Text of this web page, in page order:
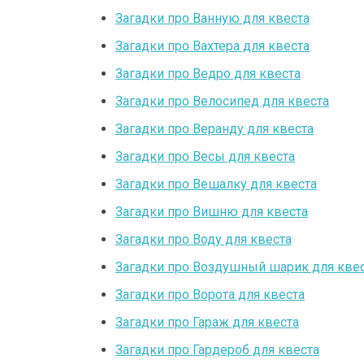
Загадки про Ванную для квеста
Загадки про Вахтера для квеста
Загадки про Ведро для квеста
Загадки про Велосипед для квеста
Загадки про Веранду для квеста
Загадки про Весы для квеста
Загадки про Вешалку для квеста
Загадки про Вишню для квеста
Загадки про Воду для квеста
Загадки про Воздушный шарик для
Загадки про Ворота для квеста
Загадки про Гараж для квеста
Загадки про Гардероб для квеста